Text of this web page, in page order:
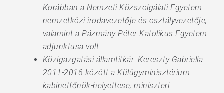
Korábban a Nemzeti Közszolgálati Egyetem
nemzetközi irodavezetője és osztályvezetője,
valamint a Pázmány Péter Katolikus Egyetem
adjunktusa volt.
Közigazgatási államtitkár: Kereszty Gabriella
2011-2016 között a Külügyminisztérium
kabinetfőnök-helyettese, miniszteri